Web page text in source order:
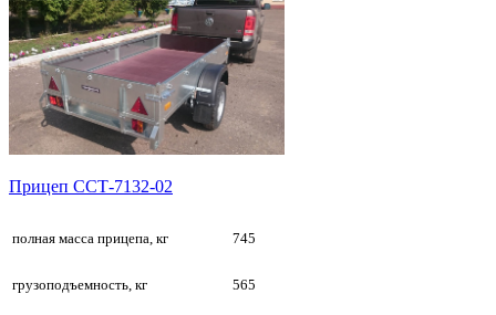
Прицеп ССТ-7132-02
полная масса прицепа, кг 745
грузоподъемность, кг 565